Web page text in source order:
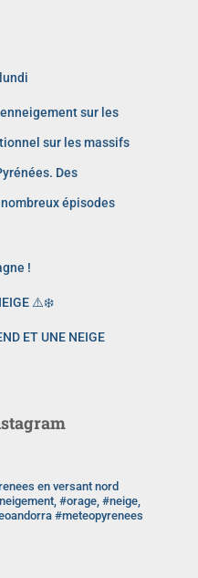
sur les
sur les massifs
Des
épisodes
!
⚠️❄️
ET UNE NEIGE
en versant nord
#orage, #neige,
#meteopyrenees